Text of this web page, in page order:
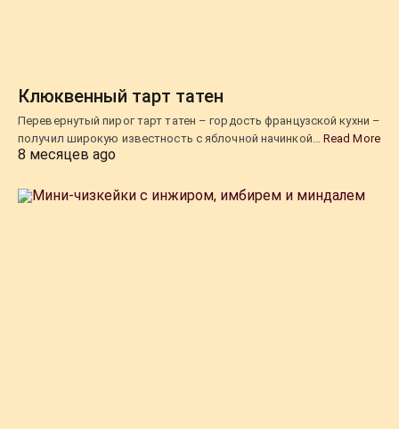
Клюквенный тарт татен
Перевернутый пирог тарт татен – гордость французской кухни –
получил широкую известность с яблочной начинкой… Read More
8 месяцев ago